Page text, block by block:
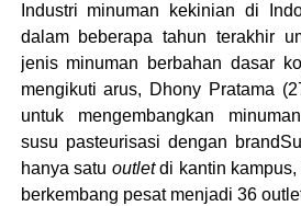
Industri minuman kekinian di
dalam beberapa tahun terakhir
jenis minuman berbahan dasar
mengikuti arus, Dhony Pratama
untuk mengembangkan
susu pasteurisasi dengan
hanya satu outletdi kantin kampus,
berkembang pesat menjadi 36